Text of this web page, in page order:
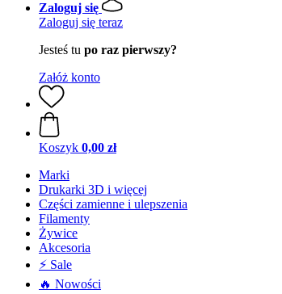
Zaloguj się
Zaloguj się teraz
Jesteś tu po raz pierwszy?
Załóż konto
Koszyk 0,00 zł
Marki
Drukarki 3D i więcej
Części zamienne i ulepszenia
Filamenty
Żywice
Akcesoria
⚡ Sale
🔥 Nowości